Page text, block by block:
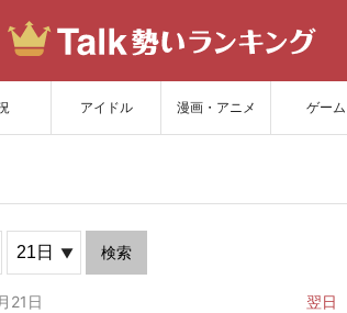
アイドル 漫画・アニメ ゲーム
を更新
検索
21日 翌日